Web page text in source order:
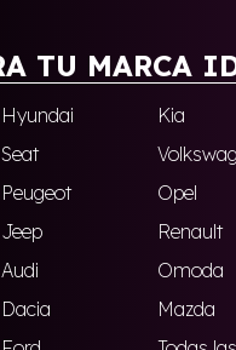
TU MARCA
Hyundai
Kia
Seat
Peugeot
Opel
Jeep
Renault
Audi
Omoda
Dacia
Mazda